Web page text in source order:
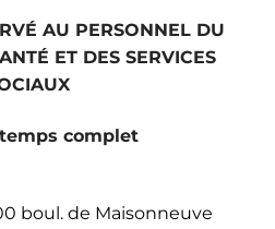
AU PERSONNEL DU
ET DES SERVICES
complet
boul. de Maisonneuve